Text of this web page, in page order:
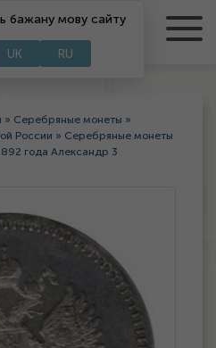
RU
бажану мову сайту
UK RU
» Серебряные монеты »
России » Серебряные монеты
года Александр 3